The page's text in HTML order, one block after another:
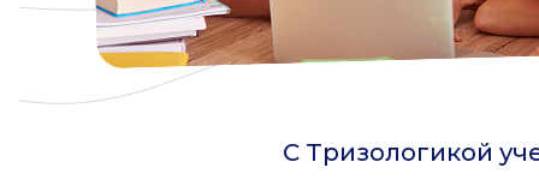
С Тризологикой